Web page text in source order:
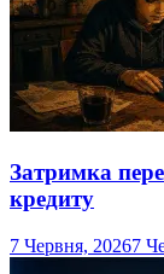
Затримка
кредиту
7 Червня, 20267